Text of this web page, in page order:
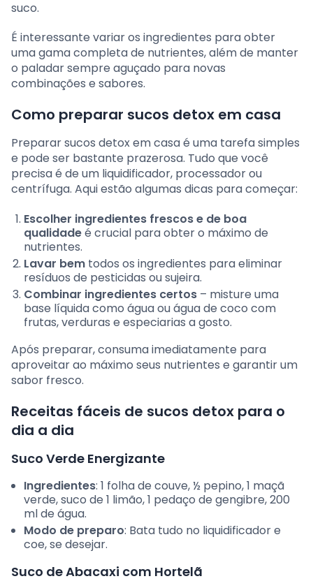
suco.
É interessante variar os ingredientes para obter
uma gama completa de nutrientes, além de manter
o paladar sempre aguçado para novas
combinações e sabores.
Como preparar sucos detox em casa
Preparar sucos detox em casa é uma tarefa simples
e pode ser bastante prazerosa. Tudo que você
precisa é de um liquidificador, processador ou
centrífuga. Aqui estão algumas dicas para começar:
Escolher ingredientes frescos e de boa
qualidadeé crucial para obter o máximo de
nutrientes.
Lavar bem todos os ingredientes para eliminar
resíduos de pesticidas ou sujeira.
Combinar ingredientes certos – misture uma
base líquida como água ou água de coco com
frutas, verduras e especiarias a gosto.
Após preparar, consuma imediatamente para
aproveitar ao máximo seus nutrientes e garantir um
sabor fresco.
Receitas fáceis de sucos detox para o
dia a dia
Suco Verde Energizante
Ingredientes: 1 folha de couve, ½ pepino, 1 maçã
verde, suco de 1 limão, 1 pedaço de gengibre, 200
ml de água.
Modo de preparo: Bata tudo no liquidificador e
coe, se desejar.
Suco de Abacaxi com Hortelã